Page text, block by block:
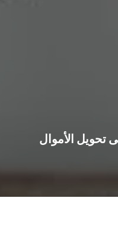
تحويل الأموال